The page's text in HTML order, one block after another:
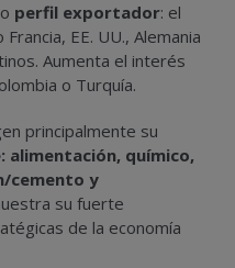
perfil exportador: el
EE. UU., Alemania
Aumenta el interés
o Turquía.
principalmente su
alimentación, químico,
cemento y
su fuerte
de la economía